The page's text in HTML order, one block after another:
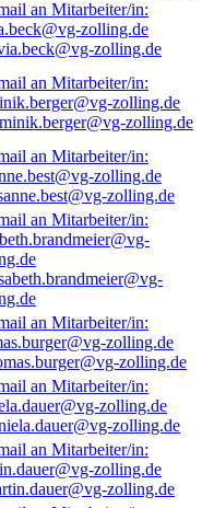
zolling.de
zolling.de
zolling.de
zolling.de
zolling.de
zolling.de